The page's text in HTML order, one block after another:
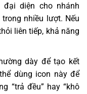
đại diện cho nhánh
nhiều lượt. Nếu
liên tiếp, khả năng
dày để tạo kết
dùng icon này để
“trả đều” hay “khô